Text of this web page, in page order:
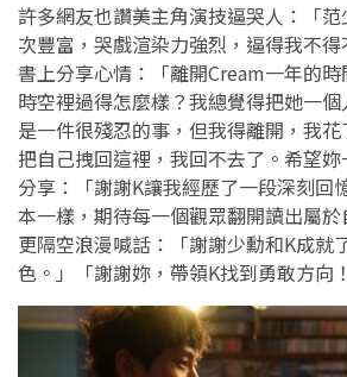
許多網友也讚美主角演技逼哭人：「
次豐富，哭戲渲染力強烈，逼得我不
書上分享心情：「離開Cream一年的
時空裡過得怎麼樣？我總覺得把她一
是一件很殘忍的事，但我得離開，我
把自己拽回這裡，我回不去了。希望
分享：「謝謝K讓我經歷了一段深刻回
本一樣，期待每一個觀眾翻開讀出屬
更隔空浪漫喊話：「謝謝少勳和K成就
色。」「謝謝妳，帶領K找到勇敢方向！